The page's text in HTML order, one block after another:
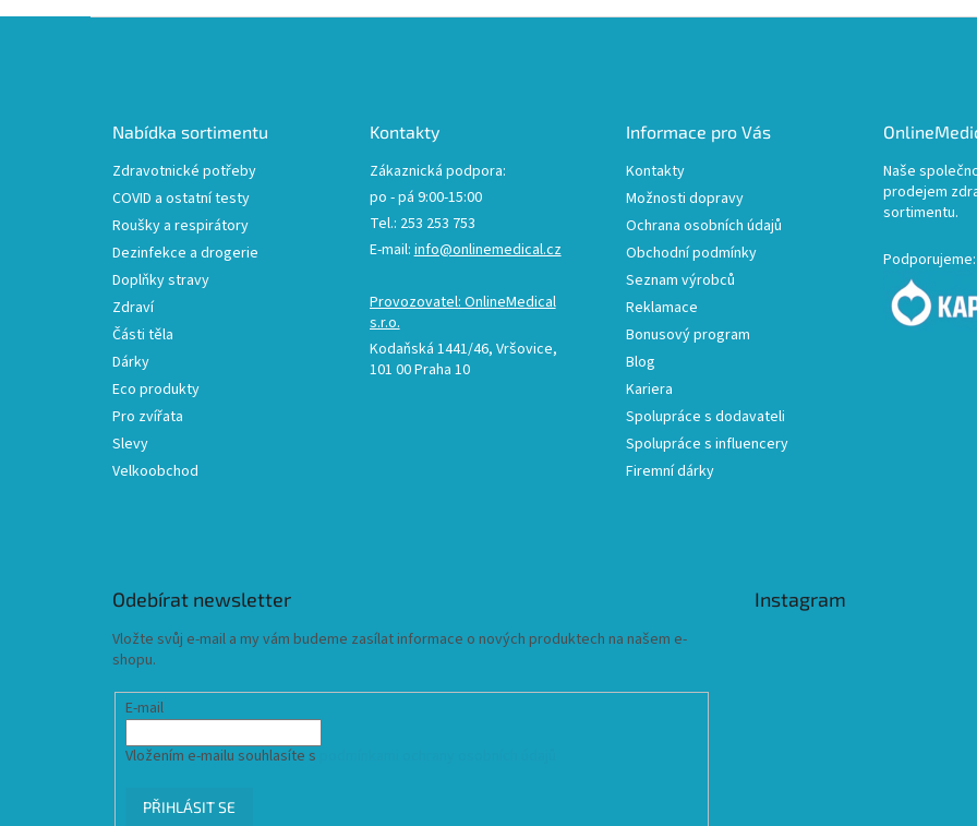
Nabídka sortimentu
Zdravotnické potřeby
COVID a ostatní testy
Roušky a respirátory
Dezinfekce a drogerie
Doplňky stravy
Zdraví
Části těla
Dárky
Eco produkty
Pro zvířata
Slevy
Velkoobchod
Kontakty
Zákaznická podpora:
po - pá 9:00-15:00
Tel.: 253 253 753
E-mail: info@onlinemedical.cz
Provozovatel: OnlineMedical
s.r.o.
Kodaňská 1441/46, Vršovice,
101 00 Praha 10
Informace pro Vás
Kontakty
Možnosti dopravy
Ochrana osobních údajů
Obchodní podmínky
Seznam výrobců
Reklamace
Bonusový program
Blog
Kariera
Spolupráce s dodavateli
Spolupráce s influencery
Firemní dárky
Naše
prodejem
sortimentu.
Podporujeme:
Odebírat newsletter
Vložte svůj e-mail a my vám budeme zasílat informace o nových produktech na našem e-
shopu.
E-mail
Vložením e-mailu souhlasíte s
PŘIHLÁSIT SE
Instagram